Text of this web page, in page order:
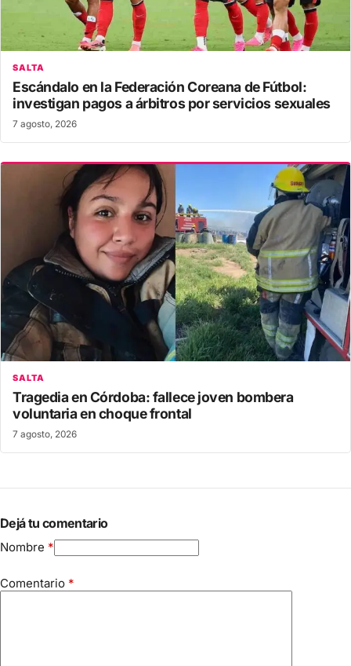
SALTA
Escándalo en la Federación Coreana de Fútbol:
investigan pagos a árbitros por servicios sexuales
7 agosto, 2026
SALTA
Tragedia en Córdoba: fallece joven bombera
voluntaria en choque frontal
7 agosto, 2026
Dejá tu comentario
Nombre *
Comentario *